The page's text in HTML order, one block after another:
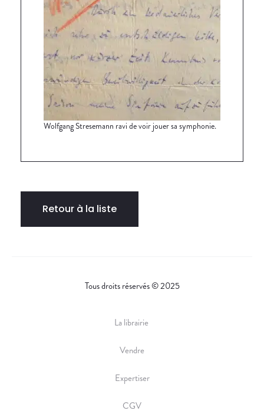
Wolfgang Stresemann ravi de voir jouer sa symphonie.
Retour à la liste
Tous droits réservés © 2025
La librairie
Vendre
Expertiser
CGV